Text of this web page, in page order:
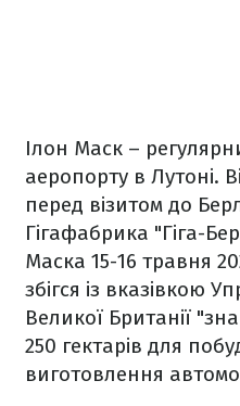
Ілон Маск –
аеропорту в Лутоні.
перед візитом до
Гігафабрика "Гіга-
Маска 15-16 травня
збігся із вказівкою
Великої Британії
250 гектарів для
виготовлення